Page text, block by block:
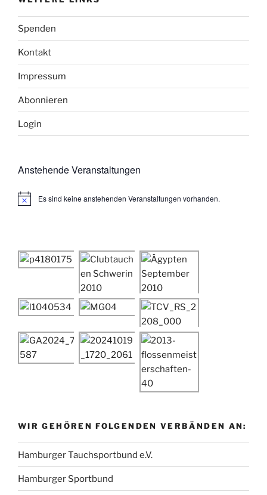
Spenden
Kontakt
Impressum
Abonnieren
Login
Anstehende Veranstaltungen
H
i
s
Es sind keine anstehenden Veranstaltungen vorhanden.
WIR GEHÖREN FOLGENDEN VERBÄNDEN AN:
Hamburger Tauchsportbund e.V.
Hamburger Sportbund